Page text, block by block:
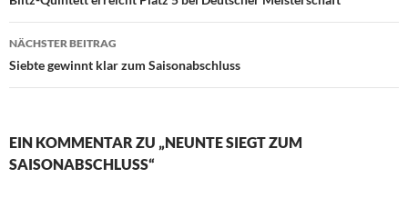
NÄCHSTER BEITRAG
Siebte gewinnt klar zum Saisonabschluss
EIN KOMMENTAR ZU „NEUNTE SIEGT ZUM
SAISONABSCHLUSS“